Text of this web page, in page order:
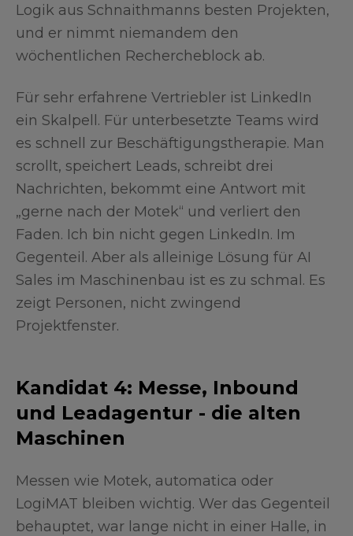
Logik aus Schnaithmanns besten Projekten,
und er nimmt niemandem den
wöchentlichen Rechercheblock ab.
Für sehr erfahrene Vertriebler ist LinkedIn
ein Skalpell. Für unterbesetzte Teams wird
es schnell zur Beschäftigungstherapie. Man
scrollt, speichert Leads, schreibt drei
Nachrichten, bekommt eine Antwort mit
„gerne nach der Motek“ und verliert den
Faden. Ich bin nicht gegen LinkedIn. Im
Gegenteil. Aber als alleinige Lösung für AI
Sales im Maschinenbau ist es zu schmal. Es
zeigt Personen, nicht zwingend
Projektfenster.
Kandidat 4: Messe, Inbound
und Leadagentur - die alten
Maschinen
Messen wie Motek, automatica oder
LogiMAT bleiben wichtig. Wer das Gegenteil
behauptet, war lange nicht in einer Halle, in